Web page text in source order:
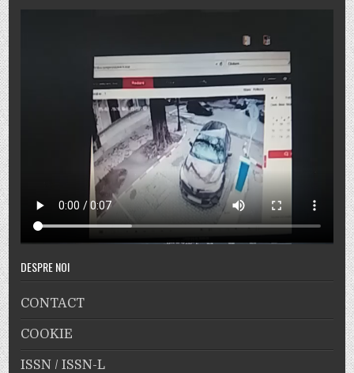
DESPRE NOI
CONTACT
COOKIE
ISSN / ISSN-L